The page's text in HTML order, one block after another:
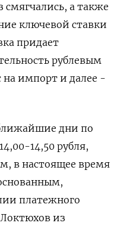
смягчались, а также
ключевой ставки
придает
рублевым
на импорт и далее -
дни по
14,50 рубля,
в настоящее время
платежного
из